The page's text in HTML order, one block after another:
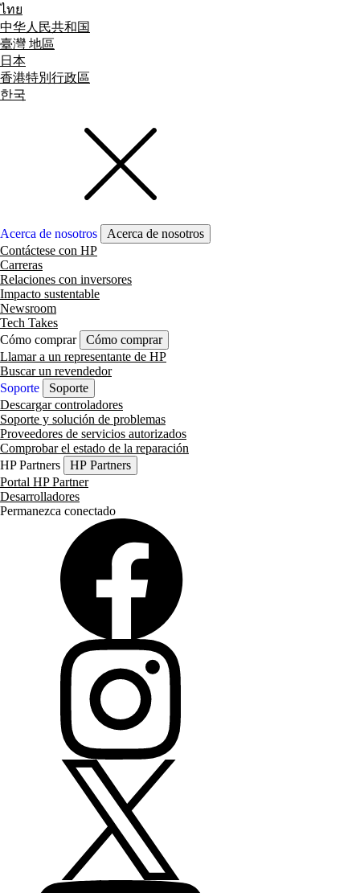
ไทย
中华人民共和国
臺灣 地區
日本
香港特別行政區
한국
Acerca de nosotros
Acerca de nosotros
Contáctese con HP
Carreras
Relaciones con inversores
Impacto sustentable
Newsroom
Tech Takes
Cómo comprar
Cómo comprar
Llamar a un representante de HP
Buscar un revendedor
Soporte
Soporte
Descargar controladores
Soporte y solución de problemas
Proveedores de servicios autorizados
Comprobar el estado de la reparación
HP Partners
HP Partners
Portal HP Partner
Desarrolladores
Permanezca conectado